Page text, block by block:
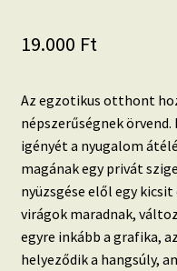
19.000 Ft
Az egzotikus otthont
népszerűségnek örvend.
igényét a nyugalom
magának egy privát
nyüzsgése elől egy
virágok maradnak,
egyre inkább a grafika,
helyeződik a hangsúly,